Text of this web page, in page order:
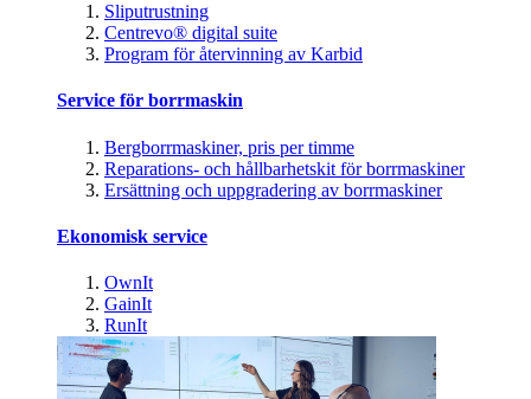
Sliputrustning
Centrevo® digital suite
Program för återvinning av Karbid
Service för borrmaskin
Bergborrmaskiner, pris per timme
Reparations- och hållbarhetskit för borrmaskiner
Ersättning och uppgradering av borrmaskiner
Ekonomisk service
OwnIt
GainIt
RunIt